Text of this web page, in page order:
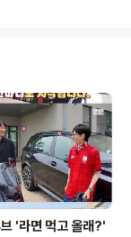
'라면 먹고 올래?'